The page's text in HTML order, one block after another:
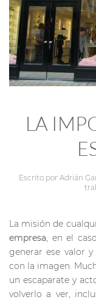
LA
Escrito por Adrián
La misión de
empresa, en el
generar ese valor
con la imagen.
un escaparate y
volverlo a ver,